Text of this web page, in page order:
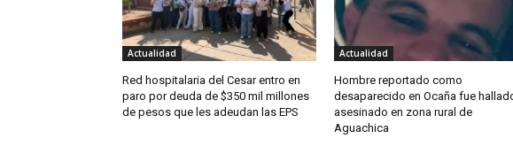
Actualidad
Red hospitalaria del Cesar entro en
paro por deuda de $350 mil millones
de pesos que les adeudan las EPS
Actualidad
Hombre reportado como
desaparecido en Ocaña fue
asesinado en zona rural de
Aguachica